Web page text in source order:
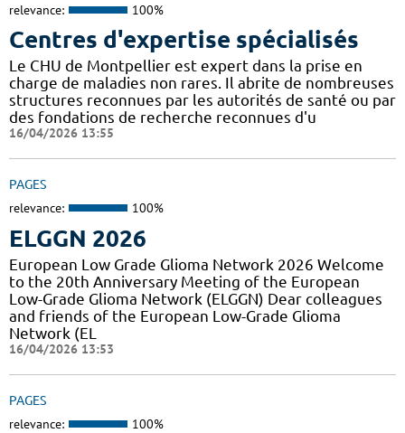
relevance: 100%
Centres d'expertise spécialisés
Le CHU de Montpellier est expert dans la prise en
charge de maladies non rares. Il abrite de nombreuses
structures reconnues par les autorités de santé ou par
des fondations de recherche reconnues d'u
16/04/2026 13:55
PAGES
relevance: 100%
ELGGN 2026
European Low Grade Glioma Network 2026 Welcome
to the 20th Anniversary Meeting of the European
Low-Grade Glioma Network (ELGGN) Dear colleagues
and friends of the European Low-Grade Glioma
Network (EL
16/04/2026 13:53
PAGES
relevance: 100%